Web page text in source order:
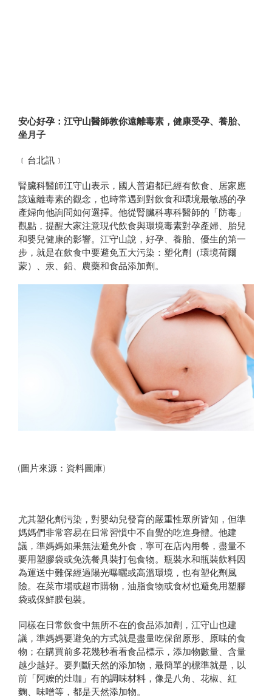
安心好孕：江守山醫師教你遠離毒素，健康受孕、養胎、
坐月子
﹝台北訊﹞
腎臟科醫師江守山表示，國人普遍都已經有飲食、居家應
該遠離毒素的觀念，也時常遇到對飲食和環境最敏感的孕
產婦向他詢問如何選擇。他從腎臟科專科醫師的「防毒」
觀點，提醒大家注意現代飲食與環境毒素對孕產婦、胎兒
和嬰兒健康的影響。江守山說，好孕、養胎、優生的第一
步，就是在飲食中要避免五大污染：塑化劑（環境荷爾
蒙）、汞、鉛、農藥和食品添加劑。
(圖片來源：資料圖庫)
尤其塑化劑污染，對嬰幼兒發育的嚴重性眾所皆知，但準
媽媽們非常容易在日常習慣中不自覺的吃進身體。他建
議，準媽媽如果無法避免外食，寧可在店內用餐，盡量不
要用塑膠袋或免洗餐具裝打包食物。瓶裝水和瓶裝飲料因
為運送中難保經過陽光曝曬或高溫環境，也有塑化劑風
險。在菜市場或超市購物，油脂食物或食材也避免用塑膠
袋或保鮮膜包裝。
同樣在日常飲食中無所不在的食品添加劑，江守山也建
議，準媽媽要避免的方式就是盡量吃保留原形、原味的食
物；在購買前多花幾秒看看食品標示，添加物數量、含量
越少越好。要判斷天然的添加物，最簡單的標準就是，以
前「阿嬤的灶咖」有的調味材料，像是八角、花椒、紅
麴、味噌等，都是天然添加物。